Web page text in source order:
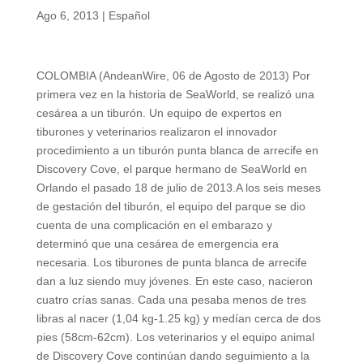
Ago 6, 2013 | Español
COLOMBIA (AndeanWire, 06 de Agosto de 2013) Por
primera vez en la historia de SeaWorld, se realizó una
cesárea a un tiburón. Un equipo de expertos en
tiburones y veterinarios realizaron el innovador
procedimiento a un tiburón punta blanca de arrecife en
Discovery Cove, el parque hermano de SeaWorld en
Orlando el pasado 18 de julio de 2013.A los seis meses
de gestación del tiburón, el equipo del parque se dio
cuenta de una complicación en el embarazo y
determinó que una cesárea de emergencia era
necesaria. Los tiburones de punta blanca de arrecife
dan a luz siendo muy jóvenes. En este caso, nacieron
cuatro crías sanas. Cada una pesaba menos de tres
libras al nacer (1,04 kg-1.25 kg) y medían cerca de dos
pies (58cm-62cm). Los veterinarios y el equipo animal
de Discovery Cove continúan dando seguimiento a la